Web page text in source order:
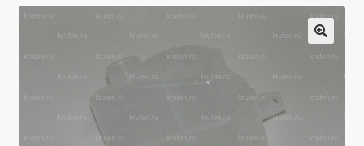
Мой аккаунт
Политика в отношении обработки персональных
данных
Производители
🔍